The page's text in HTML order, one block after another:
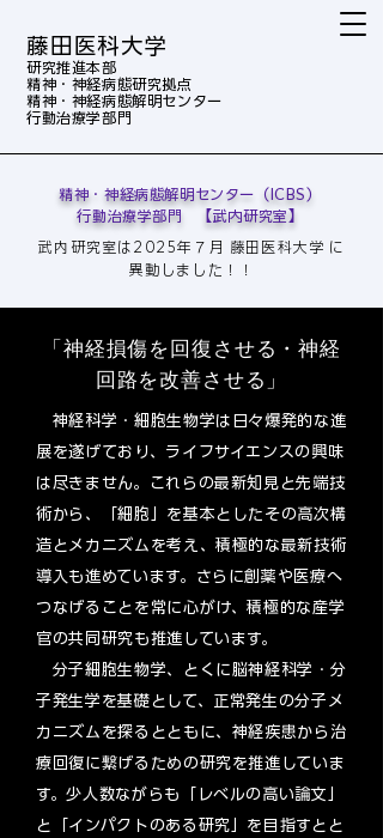
藤田医科大学
研究推進本部
精神・神経病態研究拠点
精神・神経病態解明センター
行動治療学部門
精神・神経病態解明センター（ICBS）
行動治療学部門 【武内研究室】
武内研究室は2025年７月 藤田医科大学 に
異動しました！！​​
「神経損傷を回復させる・神経
回路を改善させる」
神経科学・細胞生物学は日々爆発的な進
展を遂げており、ライフサイエンスの興味
は尽きません。これらの最新知見と先端技
術から、「細胞」を基本としたその高次構
造とメカニズムを考え、積極的な最新技術
導入も進めています。さらに創薬や医療へ
つなげることを常に心がけ、積極的な産学
官の共同研究も推進しています。
分子細胞生物学、とくに脳神経科学・分
子発生学を基礎として、正常発生の分子メ
カニズムを探るとともに、神経疾患から治
療回復に繋げるための研究を推進していま
す。少人数ながらも「レベルの高い論文」
と「インパクトのある研究」を目指すとと